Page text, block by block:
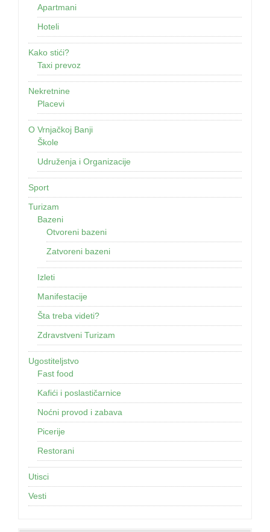
Apartmani
Hoteli
Kako stići?
Taxi prevoz
Nekretnine
Placevi
O Vrnjačkoj Banji
Škole
Udruženja i Organizacije
Sport
Turizam
Bazeni
Otvoreni bazeni
Zatvoreni bazeni
Izleti
Manifestacije
Šta treba videti?
Zdravstveni Turizam
Ugostiteljstvo
Fast food
Kafići i poslastičarnice
Noćni provod i zabava
Picerije
Restorani
Utisci
Vesti